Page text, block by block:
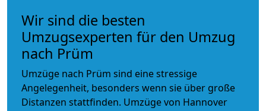
Wir sind die besten
Umzugsexperten für den Umzug
nach Prüm
Umzüge nach Prüm sind eine stressige
Angelegenheit, besonders wenn sie über große
Distanzen stattfinden. Umzüge von Hannover